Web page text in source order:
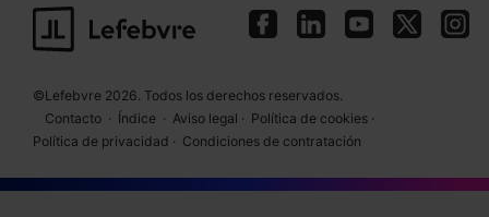
©Lefebvre 2026. Todos los derechos reservados.
Contacto · Índice · Aviso legal · Política de cookies ·
Política de privacidad · Condiciones de contratación